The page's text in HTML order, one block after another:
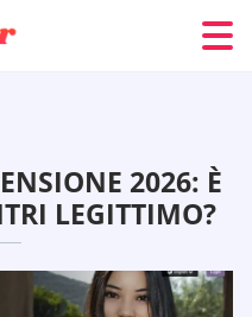
2026: È
LEGITTIMO?